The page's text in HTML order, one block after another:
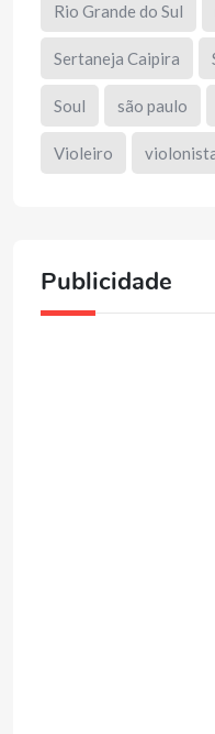
Rio Grande do Sul
Sertaneja Caipira
Soul são paulo
Violeiro
Publicidade